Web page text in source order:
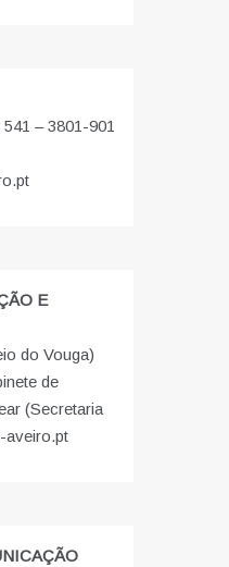
– 3801-901
E
do Vouga)
de
(Secretaria
aveiro.pt